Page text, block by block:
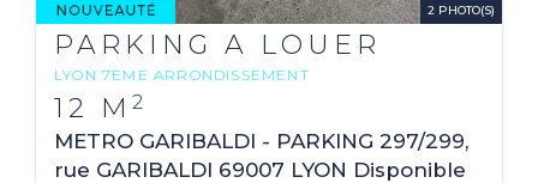
2 PHOTO(S)
PARKING A LOUER
LYON 7EME ARRONDISSEMENT
12 M 2
METRO GARIBALDI - PARKING 297/299,
rue GARIBALDI 69007 LYON Disponible